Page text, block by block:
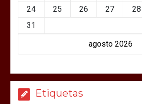
agosto 2026
24
25 26 27 28
31
Etiquetas